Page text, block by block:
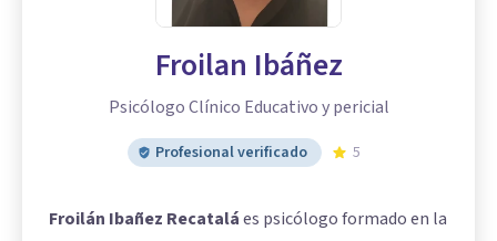
Froilan Ibáñez
Psicólogo Clínico Educativo y pericial
Profesional verificado 5
Froilán Ibañez Recataláes psicólogo formado en la